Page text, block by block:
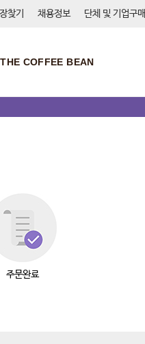
찾기 채용정보 단체 및 기업구매
THE COFFEE BEAN
주문완료